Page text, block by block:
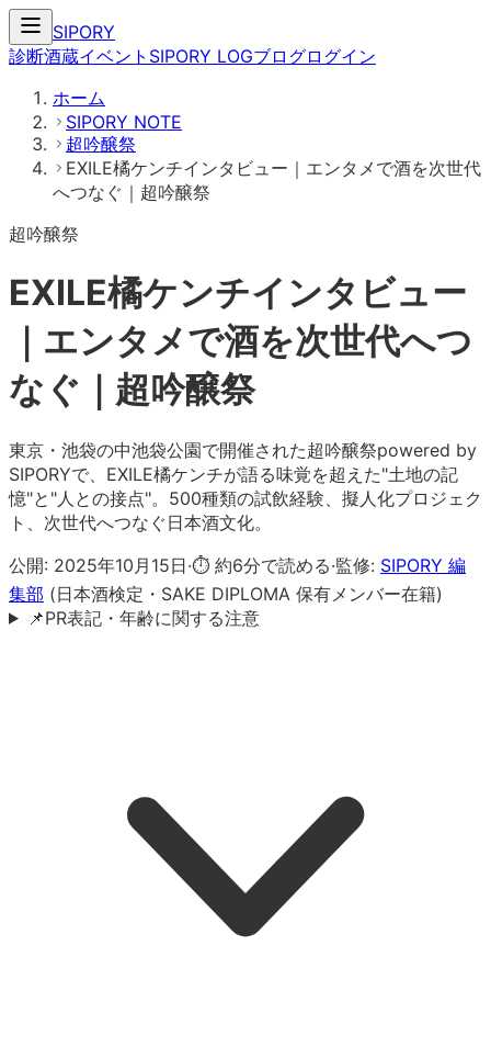
SIPORY
診断酒蔵イベント SIPORY LOGブログログイン
ホーム
SIPORY NOTE
超吟醸祭
EXILE橘ケンチインタビュー｜エンタメで酒を次世代
へつなぐ｜超吟醸祭
超吟醸祭
EXILE橘ケンチインタビュー
｜エンタメで酒を次世代へつ
なぐ｜超吟醸祭
東京・池袋の中池袋公園で開催された超吟醸祭powered by
SIPORYで、EXILE橘ケンチが語る味覚を超えた"土地の記
憶"と"人との接点"。500種類の試飲経験、擬人化プロジェク
ト、次世代へつなぐ日本酒文化。
公開: 2025年10月15日·⏱ 約6分で読める·監修: SIPORY 編
集部 (日本酒検定・SAKE DIPLOMA 保有メンバー在籍)
📌PR表記・年齢に関する注意